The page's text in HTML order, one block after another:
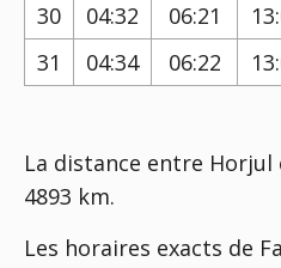
30
04:32 06:21
31
04:34 06:22
La distance entre Horjul
4893 km.
Les horaires exacts de